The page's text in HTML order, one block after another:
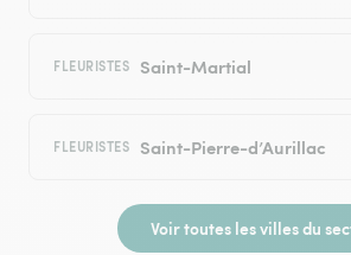
FLEURISTES Saint-Martial
FLEURISTES Saint-Pierre-d’Aurillac
Voir toutes les villes du